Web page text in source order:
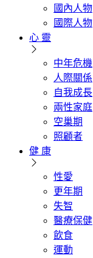
國內人物
國際人物
心 靈
中年危機
人際關係
自我成長
兩性家庭
空巢期
照顧者
健 康
性愛
更年期
失智
醫療保健
飲食
運動